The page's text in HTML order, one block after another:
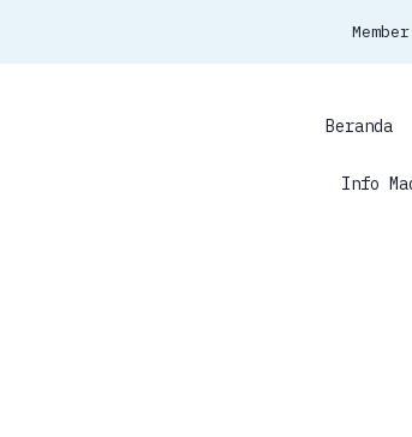
Beranda